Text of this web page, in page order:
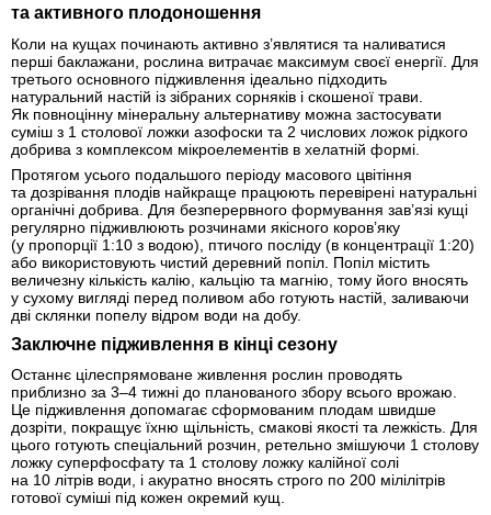
та активного плодоношення
Коли на кущах починають активно з’являтися та наливатися
перші баклажани, рослина витрачає максимум своєї енергії. Для
третього основного підживлення ідеально підходить
натуральний настій із зібраних сорняків і скошеної трави.
Як повноцінну мінеральну альтернативу можна застосувати
суміш з 1 столової ложки азофоски та 2 числових ложок рідкого
добрива з комплексом мікроелементів в хелатній формі.
Протягом усього подальшого періоду масового цвітіння
та дозрівання плодів найкраще працюють перевірені натуральні
органічні добрива. Для безперервного формування зав’язі кущі
регулярно підживлюють розчинами якісного коров’яку
(у пропорції 1:10 з водою), птичого посліду (в концентрації 1:20)
або використовують чистий деревний попіл. Попіл містить
величезну кількість калію, кальцію та магнію, тому його вносять
у сухому вигляді перед поливом або готують настій, заливаючи
дві склянки попелу відром води на добу.
Заключне підживлення в кінці сезону
Останнє цілеспрямоване живлення рослин проводять
приблизно за 3–4 тижні до планованого збору всього врожаю.
Це підживлення допомагає сформованим плодам швидше
дозріти, покращує їхню щільність, смакові якості та лежкість. Для
цього готують спеціальний розчин, ретельно змішуючи 1 столову
ложку суперфосфату та 1 столову ложку калійної солі
на 10 літрів води, і акуратно вносять строго по 200 мілілітрів
готової суміші під кожен окремий кущ.